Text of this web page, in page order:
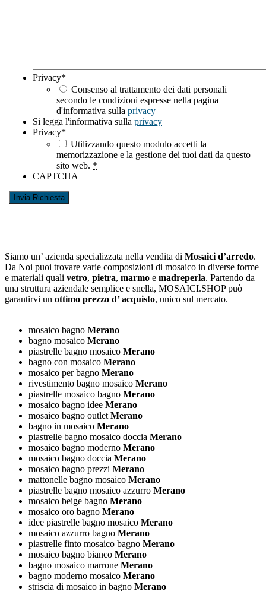
Privacy*
Consenso al trattamento dei dati personali
secondo le condizioni espresse nella pagina
d'informativa sulla privacy
Si legga l'informativa sulla privacy
Privacy*
Utilizzando questo modulo accetti la
memorizzazione e la gestione dei tuoi dati da questo
sito web. *
CAPTCHA
Siamo un’ azienda specializzata nella vendita di Mosaici d’arredo.
Da Noi puoi trovare varie composizioni di mosaico in diverse forme
e materiali quali vetro, pietra, marmo e madreperla. Partendo da
una struttura aziendale semplice e snella, MOSAICI.SHOP può
garantirvi un ottimo prezzo d’ acquisto, unico sul mercato.
mosaico bagno Merano
bagno mosaico Merano
piastrelle bagno mosaico Merano
bagno con mosaico Merano
mosaico per bagno Merano
rivestimento bagno mosaico Merano
piastrelle mosaico bagno Merano
mosaico bagno idee Merano
mosaico bagno outletMerano
bagno in mosaico Merano
piastrelle bagno mosaico doccia Merano
mosaico bagno moderno Merano
mosaico bagno doccia Merano
mosaico bagno prezzi Merano
mattonelle bagno mosaico Merano
piastrelle bagno mosaico azzurro Merano
mosaico beige bagno Merano
mosaico oro bagno Merano
idee piastrelle bagno mosaico Merano
mosaico azzurro bagno Merano
piastrelle finto mosaico bagno Merano
mosaico bagno bianco Merano
bagno mosaico marrone Merano
bagno moderno mosaico Merano
striscia di mosaico in bagno Merano